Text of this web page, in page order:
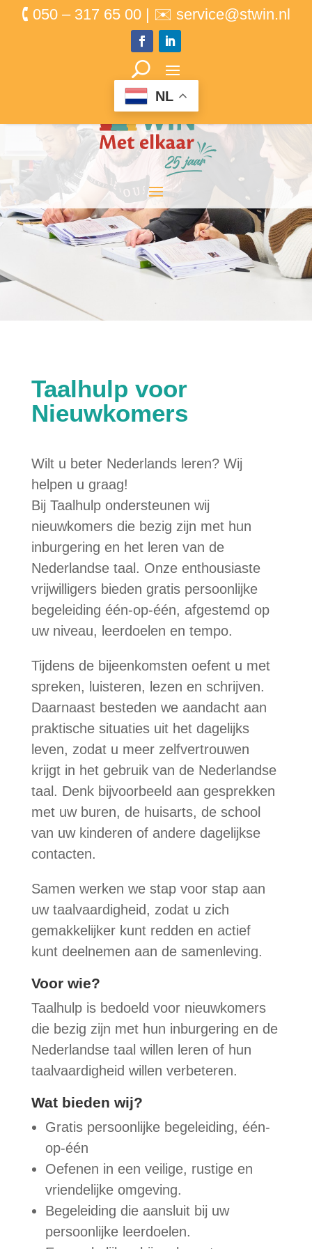
🕻 050 – 317 65 00 | ✉ service@stwin.nl
NL
Taalhulp voor
Nieuwkomers
Wilt u beter Nederlands leren? Wij
helpen u graag!
Bij Taalhulp ondersteunen wij
nieuwkomers die bezig zijn met hun
inburgering en het leren van de
Nederlandse taal. Onze enthousiaste
vrijwilligers bieden gratis persoonlijke
begeleiding één-op-één, afgestemd op
uw niveau, leerdoelen en tempo.
Tijdens de bijeenkomsten oefent u met
spreken, luisteren, lezen en schrijven.
Daarnaast besteden we aandacht aan
praktische situaties uit het dagelijks
leven, zodat u meer zelfvertrouwen
krijgt in het gebruik van de Nederlandse
taal. Denk bijvoorbeeld aan gesprekken
met uw buren, de huisarts, de school
van uw kinderen of andere dagelijkse
contacten.
Samen werken we stap voor stap aan
uw taalvaardigheid, zodat u zich
gemakkelijker kunt redden en actief
kunt deelnemen aan de samenleving.
Voor wie?
Taalhulp is bedoeld voor nieuwkomers
die bezig zijn met hun inburgering en de
Nederlandse taal willen leren of hun
taalvaardigheid willen verbeteren.
Wat bieden wij?
Gratis persoonlijke begeleiding, één-
op-één
Oefenen in een veilige, rustige en
vriendelijke omgeving.
Begeleiding die aansluit bij uw
persoonlijke leerdoelen.